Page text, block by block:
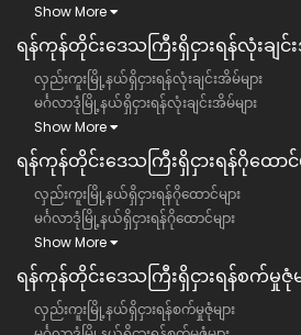
Show More
ရန်ကုန်တိုင်းဒေသကြီး​​ရှိငှားရန်လုံးချင်း
လှည်းကူးမြို့နယ်ရှိငှားရန်လုံးချင်းအိမ်များ
မင်္ဂလာဒုံမြို့နယ်ရှိငှားရန်လုံးချင်းအိမ်များ
Show More
ရန်ကုန်တိုင်းဒေသကြီး​​ရှိငှားရန်ဂိုထောင်မ
လှည်းကူးမြို့နယ်ရှိငှားရန်ဂိုထောင်များ
မင်္ဂလာဒုံမြို့နယ်ရှိငှားရန်ဂိုထောင်များ
Show More
ရန်ကုန်တိုင်းဒေသကြီး​​ရှိငှားရန်စက်မှုဇုံမ
လှည်းကူးမြို့နယ်ရှိငှားရန်စက်မှုဇုံများ